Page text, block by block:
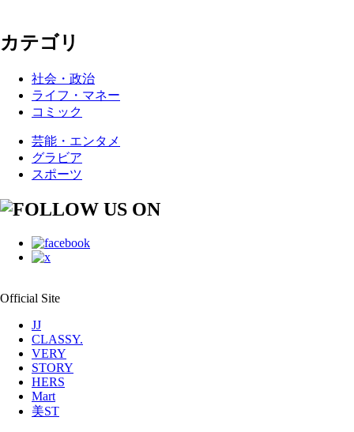
カテゴリ
社会・政治
ライフ・マネー
コミック
芸能・エンタメ
グラビア
スポーツ
Official Site
JJ
CLASSY.
VERY
STORY
HERS
Mart
美ST